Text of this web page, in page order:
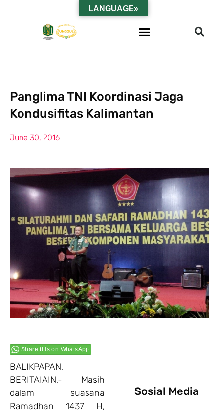
Panglima TNI Koordinasi Jaga
Kondusifitas Kalimantan
June 30, 2016
Share this on WhatsApp
BALIKPAPAN,
BERITAIAIN,- Masih
dalam suasana
Ramadhan 1437 H,
Sosial Media
LANGUAGE»